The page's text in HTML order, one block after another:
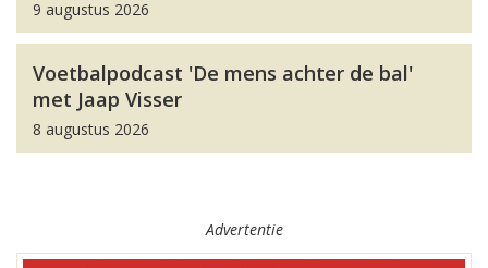
9 augustus 2026
Voetbalpodcast 'De mens achter de bal'
met Jaap Visser
8 augustus 2026
Advertentie